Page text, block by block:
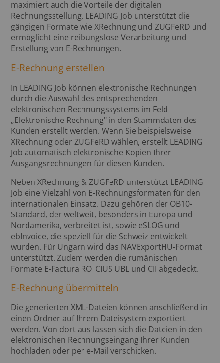
maximiert auch die Vorteile der digitalen
Rechnungsstellung. LEADING Job unterstützt die
gängigen Formate wie XRechnung und ZUGFeRD und
ermöglicht eine reibungslose Verarbeitung und
Erstellung von E-Rechnungen.
E-Rechnung erstellen
In LEADING Job können elektronische Rechnungen
durch die Auswahl des entsprechenden
elektronischen Rechnungssystems im Feld
„Elektronische Rechnung" in den Stammdaten des
Kunden erstellt werden. Wenn Sie beispielsweise
XRechnung oder ZUGFeRD wählen, erstellt LEADING
Job automatisch elektronische Kopien Ihrer
Ausgangsrechnungen für diesen Kunden.
Neben XRechnung & ZUGFeRD unterstützt LEADING
Job eine Vielzahl von E-Rechnungsformaten für den
internationalen Einsatz. Dazu gehören der OB10-
Standard, der weltweit, besonders in Europa und
Nordamerika, verbreitet ist, sowie eSLOG und
ebInvoice, die speziell für die Schweiz entwickelt
wurden. Für Ungarn wird das NAVExportHU-Format
unterstützt. Zudem werden die rumänischen
Formate E-Factura RO_CIUS UBL und CII abgedeckt.
E-Rechnung übermitteln
Die generierten XML-Dateien können anschließend in
einen Ordner auf Ihrem Dateisystem exportiert
werden. Von dort aus lassen sich die Dateien in den
elektronischen Rechnungseingang Ihrer Kunden
hochladen oder per e-Mail verschicken.